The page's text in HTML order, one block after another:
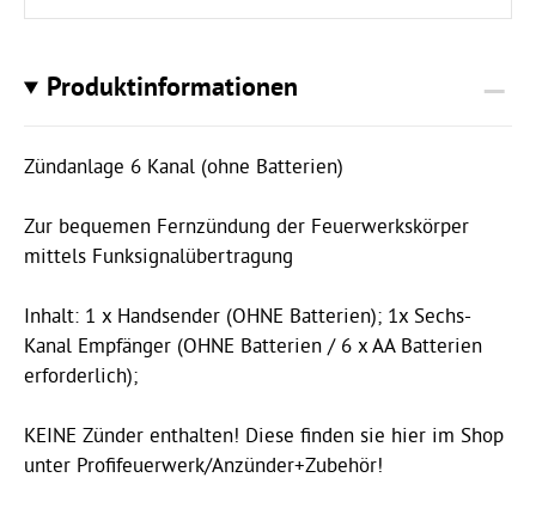
Produktinformationen
Zündanlage 6 Kanal (ohne Batterien)
Zur bequemen Fernzündung der Feuerwerkskörper
mittels Funksignalübertragung
Inhalt: 1 x Handsender (OHNE Batterien); 1x Sechs-
Kanal Empfänger (OHNE Batterien / 6 x AA Batterien
erforderlich);
KEINE Zünder enthalten! Diese finden sie hier im Shop
unter Profifeuerwerk/Anzünder+Zubehör!